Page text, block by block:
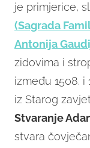
je primjerice,
(Sagrada
Antonija
zidovima i
između 1508. i
iz Starog
Stvaranje
stvara